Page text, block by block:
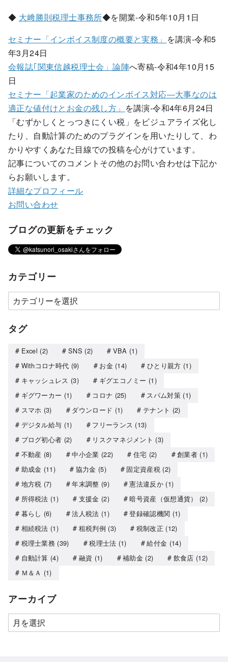
◆ 大﨑勝則税理士事務所◆を開業-令和5年10月1日
セミナー「インボイス制度の概要と実務」 を講演-令和5
年3月24日
会報誌｢関東信越税理士会」論陣へ寄稿-令和4年10月15
日
セミナー「起業家のためのインボイス対応―大事なのは
適正な値付けとお金の残し方」 を講演-令和4年6月24日
「むずかしくとっつきにくい税」をビジュアライズ化し
たり、自動計算のためのプラグインを用いたりして、わ
かりやすくあなた目線での投稿を心がけています。
記事についてのコメントその他のお問い合わせは下記か
らお願いします。
詳細なプロフィール
お問い合わせ
ブログの更新をチェック
カテゴリー
タグ
Excel (2) SNS (2) VBA (1)
Withコロナ時代 (9) お金(14) ひとり親方 (1)
キャッシュレス (3) ギグエコノミー (1)
ギグワーカー (1) コロナ (25) スパム対策(1)
スマホ (3) ダウンロード (1) テナント (2)
デジタル給与 (1) フリーランス (13)
ブログ初心者 (2) リスクマネジメント (3)
不動産 (8) 中小企業 (22) 住宅 (2) 創業者 (1)
助成金 (11) 協力金 (5) 固定資産税(2)
地方税 (7) 年末調整 (9) 憲法違反か(1)
所得税法 (1) 支援金 (2) 暗号資産（仮想通貨）
(2)
暮らし (6) 法人税法 (1) 登録確認機関 (1)
相続税法 (1) 租税判例 (3) 税制改正 (12)
税理士業務 (39) 税理士法 (1) 給付金 (14)
自動計算 (4) 融資 (1) 補助金 (2) 飲食店 (12)
Ｍ＆Ａ (1)
アーカイブ